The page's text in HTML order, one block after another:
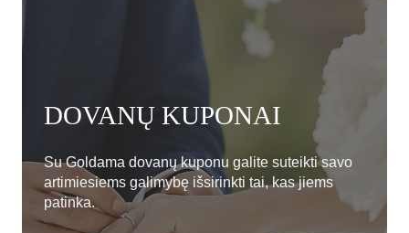
DOVANŲ KUPONAI
Su Goldama dovanų kuponu galite suteikti savo
artimiesiems galimybę išsirinkti tai, kas jiems
patinka.